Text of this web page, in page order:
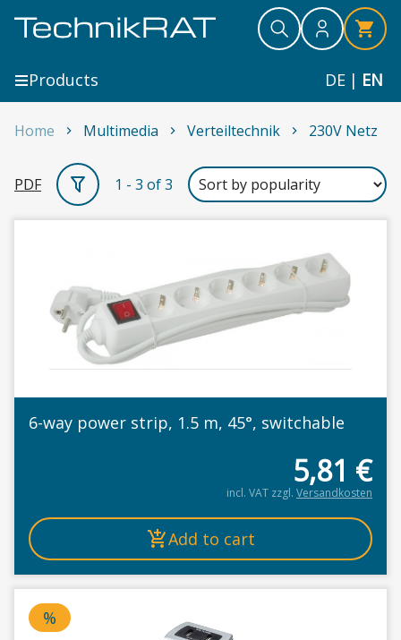
Search
Search
Search
DE | EN
Products
Home Multimedia Verteiltechnik 230V Netz
230V Netz
PDF 1 - 3 of 3
6-way power strip, 1.5 m, 45°, switchable
5,81 €
incl. VAT zzgl. Versandkosten
Add to cart
%
Price deducted